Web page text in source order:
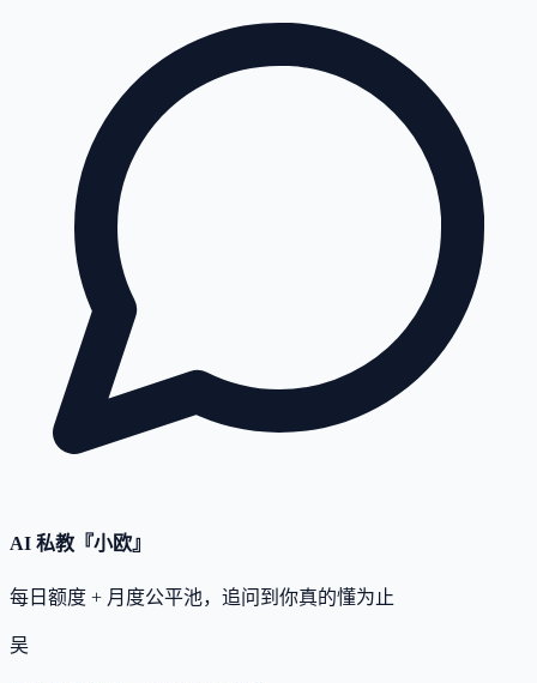
AI 私教『小欧』
每日额度 + 月度公平池，追问到你真的懂为止
吴